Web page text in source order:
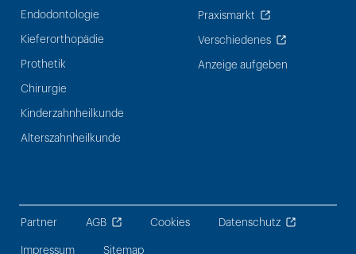
Endodontologie
Kieferorthopädie
Prothetik
Chirurgie
Kinderzahnheilkunde
Alterszahnheilkunde
Praxismarkt
Verschiedenes
Anzeige aufgeben
Partner AGB Cookies Datenschutz
Impressum Sitemap